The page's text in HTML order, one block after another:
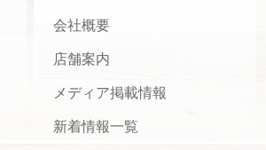
会社概要
店舗案内
メディア掲載情報
新着情報一覧